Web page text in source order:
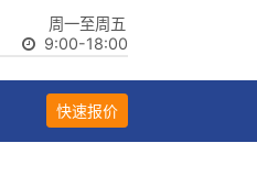
周一至周五
9:00-18:00
快速报价